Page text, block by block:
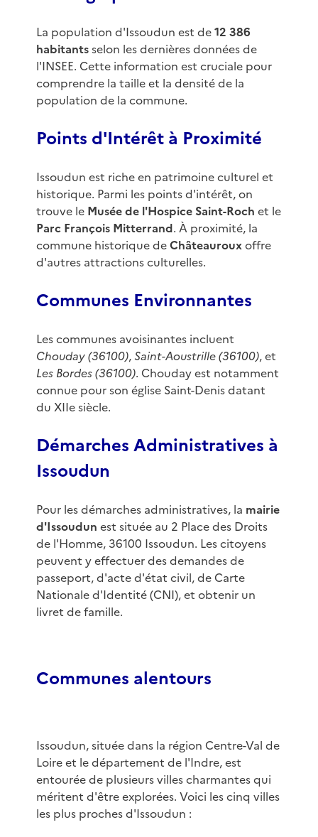
La population d'Issoudun est de12 386
habitantsselon les dernières données de
l'INSEE. Cette information est cruciale pour
comprendre la taille et la densité de la
population de la commune.
Points d'Intérêt à Proximité
Issoudun est riche en patrimoine culturel et
historique. Parmi les points d'intérêt, on
trouve le Musée de l'Hospice Saint-Roch et le
Parc François Mitterrand. À proximité, la
commune historique deChâteaurouxoffre
d'autres attractions culturelles.
Communes Environnantes
Les communes avoisinantes incluent
Chouday (36100), Saint-Aoustrille (36100), et
Les Bordes (36100). Chouday est notamment
connue pour son église Saint-Denis datant
du XIIe siècle.
Démarches Administratives à
Issoudun
Pour les démarches administratives, la mairie
d'Issoudun est située au 2 Place des Droits
de l'Homme, 36100 Issoudun. Les citoyens
peuvent y effectuer des demandes de
passeport, d'acte d'état civil, de Carte
Nationale d'Identité (CNI), et obtenir un
livret de famille.
Communes alentours
Issoudun, située dans la région Centre-Val de
Loire et le département de l'Indre, est
entourée de plusieurs villes charmantes qui
méritent d'être explorées. Voici les cinq villes
les plus proches d'Issoudun :